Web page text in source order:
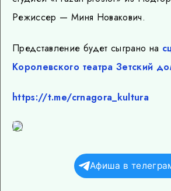
Режиссер — Миня Новакович.
Представление будет сыграно на
Королевского театра Зетский
https://t.me/crnagora_kultura
Афиша в